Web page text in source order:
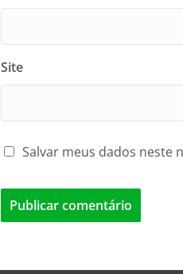
Site
Salvar meus dados neste